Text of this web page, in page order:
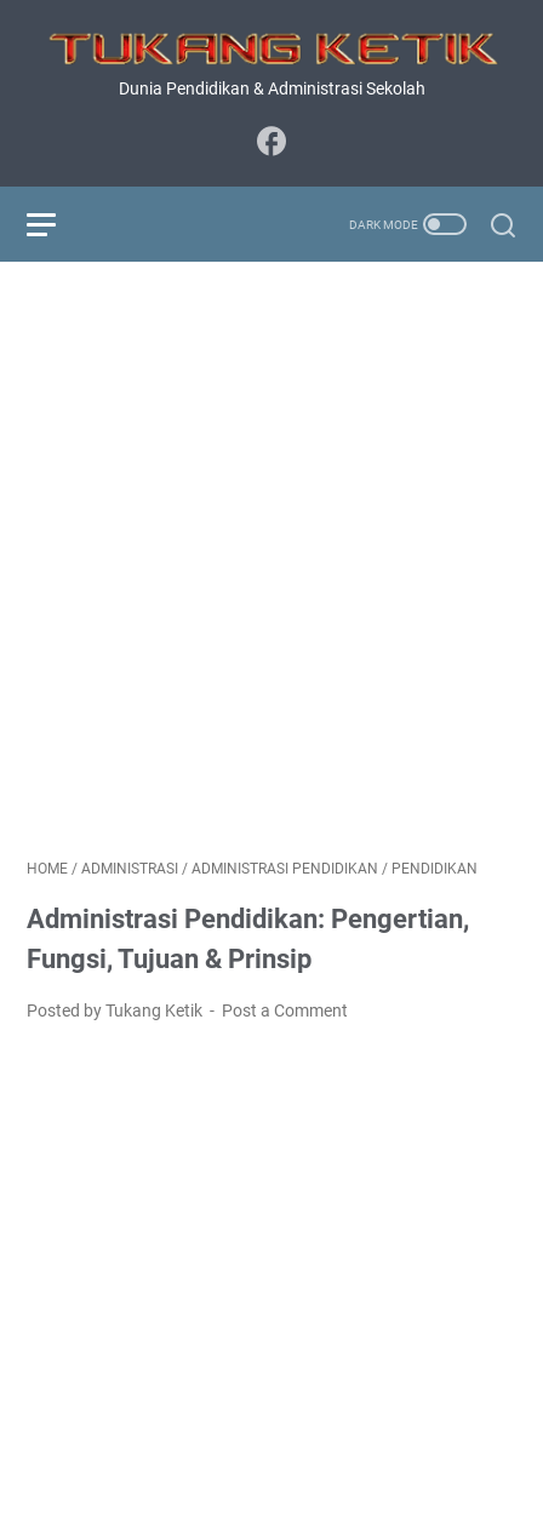
Dunia Pendidikan & Administrasi Sekolah
HOME / ADMINISTRASI / ADMINISTRASI PENDIDIKAN / PENDIDIKAN
Administrasi Pendidikan: Pengertian,
Fungsi, Tujuan & Prinsip
Posted by Tukang Ketik Post a Comment